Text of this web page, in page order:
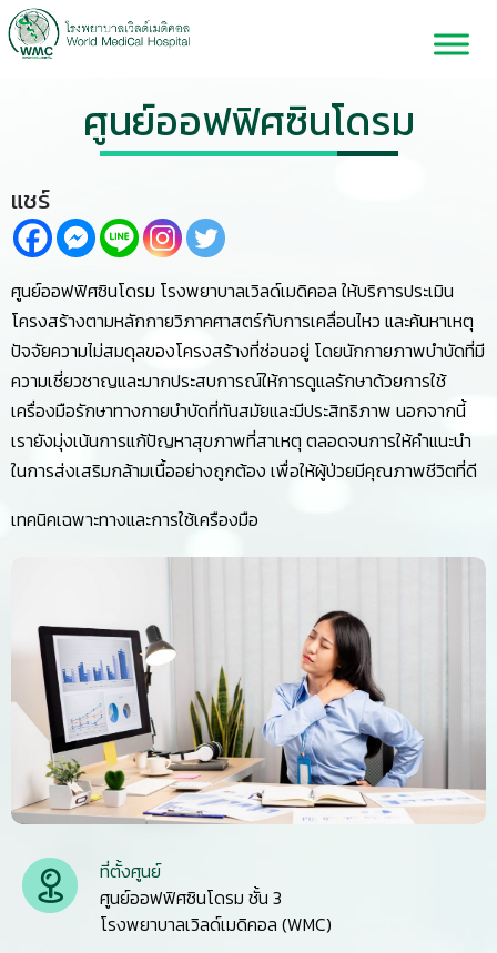
ศูนย์ออฟฟิศซินโดรม
แชร์
ศูนย์ออฟฟิศซินโดรม โรงพยาบาลเวิลด์เมดิคอล ให้บริการประเมิน
โครงสร้างตามหลักกายวิภาคศาสตร์กับการเคลื่อนไหว และค้นหาเหตุ
ปัจจัยความไม่สมดุลของโครงสร้างที่ซ่อนอยู่ โดยนักกายภาพบำบัดที่มี
ความเชี่ยวชาญและมากประสบการณ์ให้การดูแลรักษาด้วยการใช้
เครื่องมือรักษาทางกายบำบัดที่ทันสมัยและมีประสิทธิภาพ นอกจากนี้
เรายังมุ่งเน้นการแก้ปัญหาสุขภาพที่สาเหตุ ตลอดจนการให้คำแนะนำ
ในการส่งเสริมกล้ามเนื้ออย่างถูกต้อง เพื่อให้ผู้ป่วยมีคุณภาพชีวิตที่ดี
เทคนิคเฉพาะทางและการใช้เครืองมือ
ที่ตั้งศูนย์
ศูนย์ออฟฟิศซินโดรม ชั้น 3
โรงพยาบาลเวิลด์เมดิคอล (WMC)